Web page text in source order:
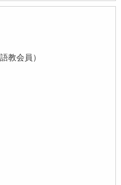
教会員）